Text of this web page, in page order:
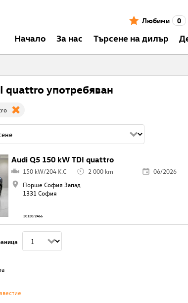
Любими 0
Началo За нас Търсене на дилър
quattro употребяван
Audi Q5 150 kW TDI quattro
150 kW/204 K.C 2 000 km
06/2026
Порше София Запад
1331 София
20120/2466